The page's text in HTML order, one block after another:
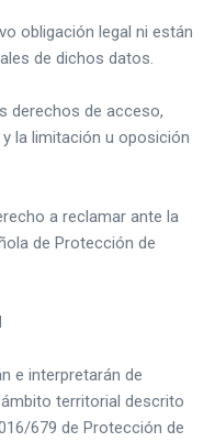
obligación legal ni están
de dichos datos.
derechos de acceso,
la limitación u oposición
a reclamar ante la
de Protección de
e interpretarán de
territorial descrito
679 de Protección de